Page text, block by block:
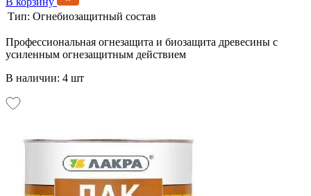
Тип: Огнебиозащитный состав
Профессиональная огнезащита и биозащита древесины с
усиленным огнезащитным действием
В наличии: 4 шт